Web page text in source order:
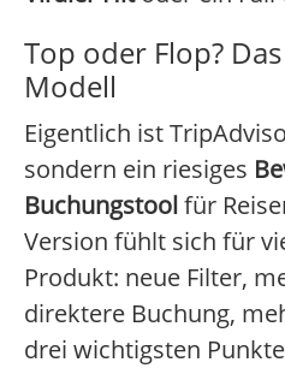
Top oder Flop?
Modell
Eigentlich ist
sondern ein riesiges
Buchungstoolfür
Version fühlt sich für
Produkt: neue Filter,
direktere Buchung,
drei wichtigsten